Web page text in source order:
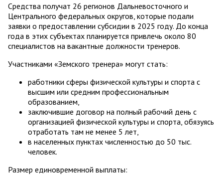
Средства получат 26 регионов Дальневосточного и
Центрального федеральных округов, которые подали
заявки о предоставлении субсидии в 2025 году. До конца
года в этих субъектах планируется привлечь около 80
специалистов на вакантные должности тренеров.
Участниками «Земского тренера» могут стать:
работники сферы физической культуры и спорта с
высшим или средним профессиональным
образованием,
заключившие договор на полный рабочий день с
организацией физической культуры и спорта, обязуясь
отработать там не менее 5 лет,
в населенных пунктах численностью до 50 тыс.
человек.
Размер единовременной выплаты: